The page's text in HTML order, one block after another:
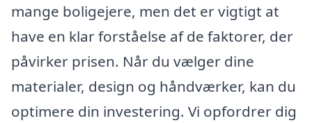
mange boligejere, men det er vigtigt at
have en klar forståelse af de faktorer, der
påvirker prisen. Når du vælger dine
materialer, design og håndværker, kan du
optimere din investering. Vi opfordrer dig